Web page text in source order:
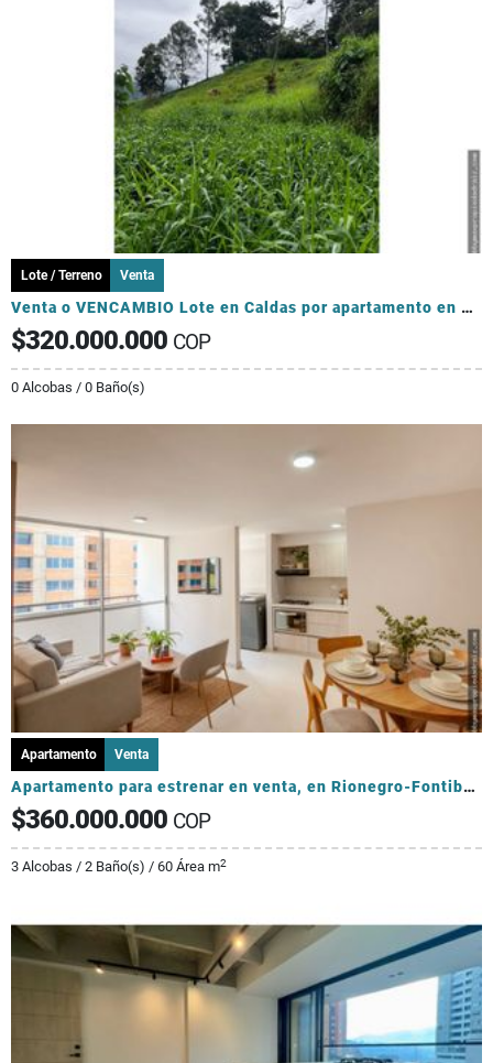
Lote / Terreno Venta
Venta o VENCAMBIO Lote en Caldas por apartamento en el sector Laureles
$320.000.000 COP
0 Alcobas / 0 Baño(s)
Apartamento Venta
Apartamento para estrenar en venta, en Rionegro-Fontibón
$360.000.000 COP
3 Alcobas / 2 Baño(s) / 60 Área m2